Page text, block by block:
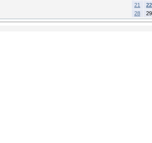
21
22
28
29